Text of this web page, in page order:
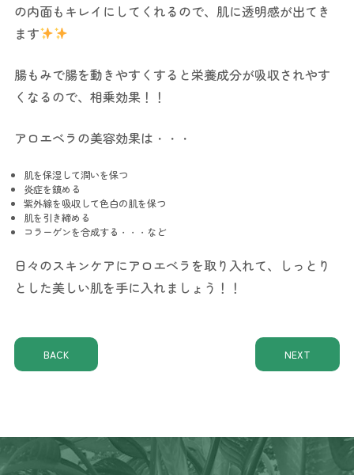
の内面もキレイにしてくれるので、肌に透明感が出てき
ます
腸もみで腸を動きやすくすると栄養成分が吸収されやす
くなるので、相乗効果！！
アロエベラの美容効果は・・・
肌を保湿して潤いを保つ
炎症を鎮める
紫外線を吸収して色白の肌を保つ
肌を引き締める
コラーゲンを合成する・・・など
日々のスキンケアにアロエベラを取り入れて、しっとり
とした美しい肌を手に入れましょう！！
BACK NEXT